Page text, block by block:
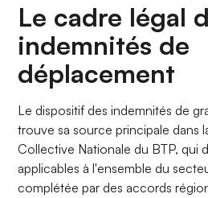
Le cadre légal
indemnités de
déplacement
Le dispositif des indemnités de
trouve sa source principale dans
Collective Nationale du BTP, qui
applicables à l'ensemble du
complétée par des accords